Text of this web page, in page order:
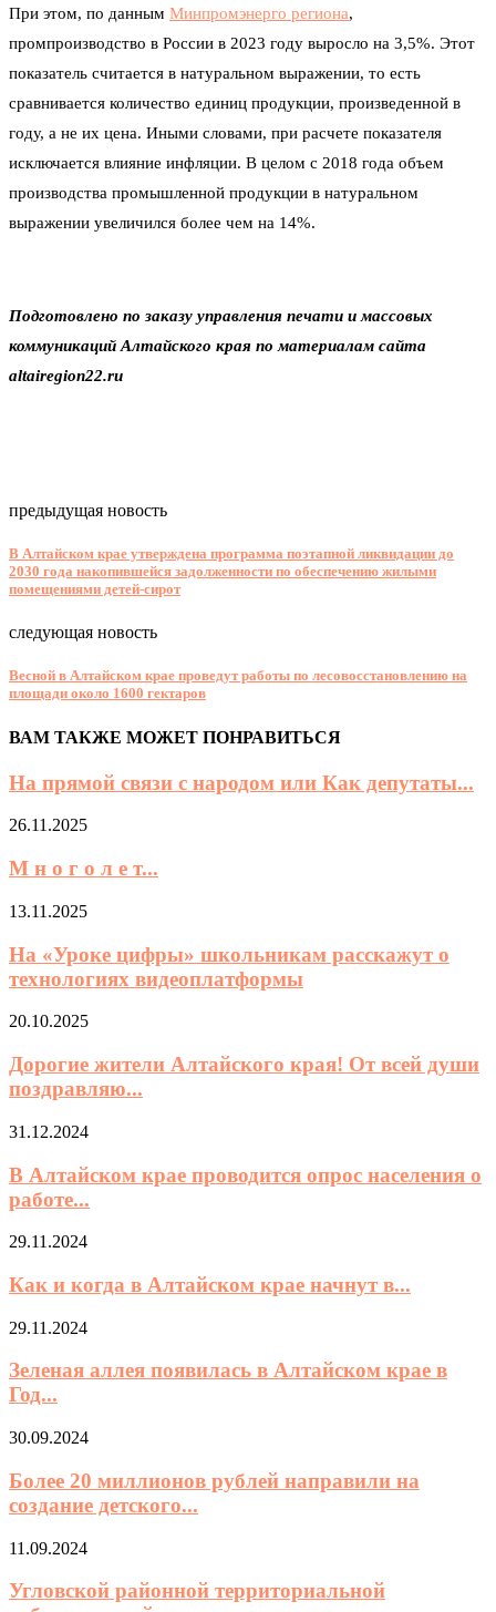
При этом, по данным Минпромэнерго региона,
промпроизводство в России в 2023 году выросло на 3,5%. Этот
показатель считается в натуральном выражении, то есть
сравнивается количество единиц продукции, произведенной в
году, а не их цена. Иными словами, при расчете показателя
исключается влияние инфляции. В целом с 2018 года объем
производства промышленной продукции в натуральном
выражении увеличился более чем на 14%.
Подготовлено по заказу управления печати и массовых
коммуникаций Алтайского края по материалам сайта
altairegion22.ru
предыдущая новость
В Алтайском крае утверждена программа поэтапной ликвидации до
2030 года накопившейся задолженности по обеспечению жилыми
помещениями детей-сирот
следующая новость
Весной в Алтайском крае проведут работы по лесовосстановлению на
площади около 1600 гектаров
ВАМ ТАКЖЕ МОЖЕТ ПОНРАВИТЬСЯ
На прямой связи с народом или Как депутаты...
26.11.2025
М н о г о л е т...
13.11.2025
На «Уроке цифры» школьникам расскажут о
технологиях видеоплатформы
20.10.2025
Дорогие жители Алтайского края! От всей души
поздравляю...
31.12.2024
В Алтайском крае проводится опрос населения о
работе...
29.11.2024
Как и когда в Алтайском крае начнут в...
29.11.2024
Зеленая аллея появилась в Алтайском крае в
Год...
30.09.2024
Более 20 миллионов рублей направили на
создание детского...
11.09.2024
Угловской районной территориальной